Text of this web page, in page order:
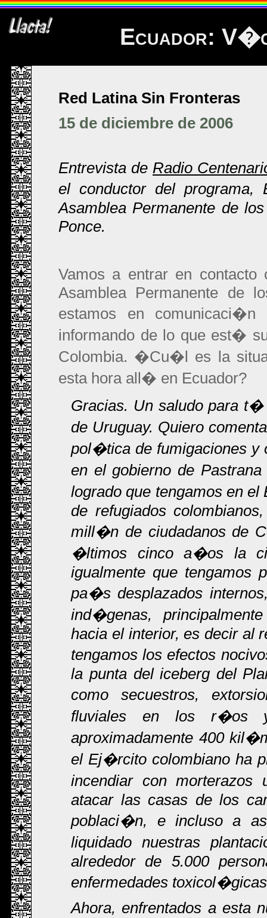
Ecuador:
Red Latina Sin Fronteras
15 de diciembre de 2006
Entrevista de Radio
el conductor del
Asamblea Permanente de
Ponce.
Vamos a entrar en
Asamblea Permanente de
estamos en
informando de lo que est�
Colombia. �Cu�l es la
esta hora all� en Ecuador?
Gracias. Un saludo para
de Uruguay. Quiero
pol�tica de fumigaciones y
en el gobierno de
logrado que tengamos en
de refugiados
mill�n de ciudadanos de
�ltimos cinco a�os la
igualmente que tengamos
pa�s desplazados
ind�genas,
hacia el interior, es decir al
tengamos los efectos
la punta del iceberg del
como secuestros,
fluviales en los r�os
aproximadamente 400
el Ej�rcito colombiano ha
incendiar con
atacar las casas de los
poblaci�n, e incluso a
liquidado nuestras
alrededor de 5.000
enfermedades
Ahora, enfrentados a esta